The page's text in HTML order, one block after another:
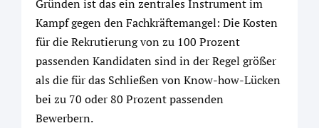
Gründen ist das ein zentrales Instrument im
Kampf gegen den Fachkräftemangel: Die Kosten
für die Rekrutierung von zu 100 Prozent
passenden Kandidaten sind in der Regel größer
als die für das Schließen von Know-how-Lücken
bei zu 70 oder 80 Prozent passenden
Bewerbern.